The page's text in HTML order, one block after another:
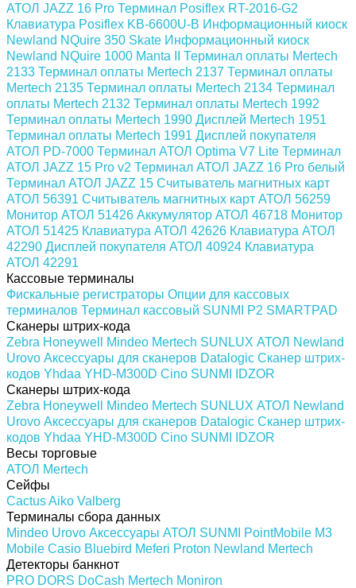
АТОЛ JAZZ 16 Pro Терминал Posiflex RT-2016-G2
Клавиатура Posiflex KB-6600U-B Информационный киоск
Newland NQuire 350 Skate Информационный киоск
Newland NQuire 1000 Manta II
Терминал оплаты Mertech
2133 Терминал оплаты Mertech 2137 Терминал оплаты
Mertech 2135 Терминал оплаты Mertech 2134 Терминал
оплаты Mertech 2132 Терминал оплаты Mertech 1992
Терминал оплаты Mertech 1990 Дисплей Mertech 1951
Терминал оплаты Mertech 1991 Дисплей покупателя
АТОЛ PD-7000 Терминал АТОЛ Optima V7 Lite Терминал
АТОЛ JAZZ 15 Pro v2 Терминал АТОЛ JAZZ 16 Pro белый
Терминал АТОЛ JAZZ 15 Считыватель магнитных карт
АТОЛ 56391 Считыватель магнитных карт АТОЛ 56259
Монитор АТОЛ 51426 Аккумулятор АТОЛ 46718 Монитор
АТОЛ 51425 Клавиатура АТОЛ 42626 Клавиатура АТОЛ
42290 Дисплей покупателя АТОЛ 40924 Клавиатура
АТОЛ 42291
Кассовые терминалы
Фискальные регистраторы Опции для кассовых
терминалов Терминал кассовый SUNMI P2 SMARTPAD
Сканеры штрих-кода
Zebra Honeywell Mindeo Mertech SUNLUX АТОЛ Newland
Urovo Аксессуары для сканеров Datalogic Сканер штрих-
кодов Yhdaa YHD-M300D Cino SUNMI
IDZOR
Сканеры штрих-кода
Zebra Honeywell Mindeo Mertech SUNLUX АТОЛ Newland
Urovo Аксессуары для сканеров Datalogic Сканер штрих-
кодов Yhdaa YHD-M300D Cino SUNMI
IDZOR
Весы торговые
АТОЛ Mertech
Сейфы
CactusAiko Valberg
Терминалы сбора данных
Mindeo Urovo Аксессуары АТОЛ SUNMI PointMobile M3
Mobile Casio Bluebird Meferi Proton Newland Mertech
Детекторы банкнот
PRO DORS DoCash Mertech Moniron